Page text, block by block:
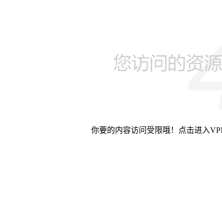
你要的内容访问受限哦！点击进入